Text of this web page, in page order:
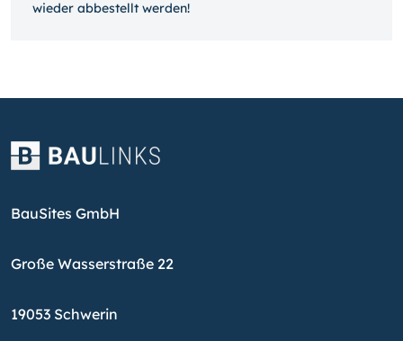
wieder ab­bestellt werden!
BauSites GmbH
Große Wasserstraße 22
19053 Schwerin